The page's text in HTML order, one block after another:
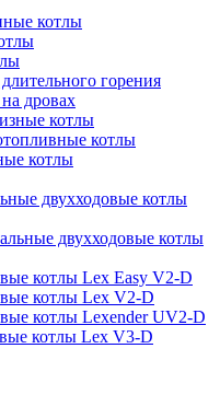
котлы
горения
дровах
котлы
котлы
котлы
двухходовые котлы
двухходовые котлы
котлы Lex Easy V2-D
котлы Lex V2-D
котлы Lexender UV2-D
котлы Lex V3-D